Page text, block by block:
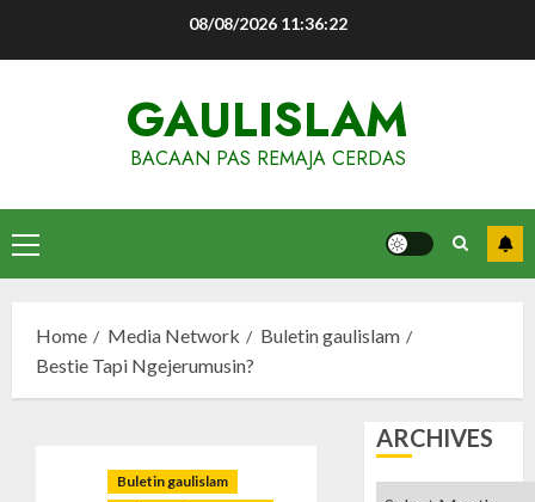
08/08/2026 11:36:23
GAULISLAM
BACAAN PAS REMAJA CERDAS
Primary
Menu
Home Media Network
Buletin gaulislam
Bestie Tapi Ngejerumusin?
Buletin gaulislam
ARCHIVES
Archives